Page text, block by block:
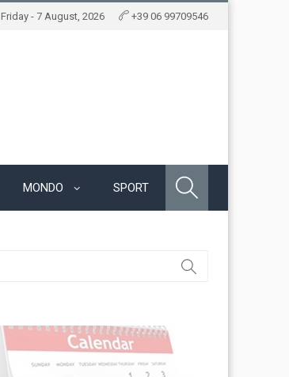
Friday - 7 August, 2026 +39 06 99709546
MONDO SPORT